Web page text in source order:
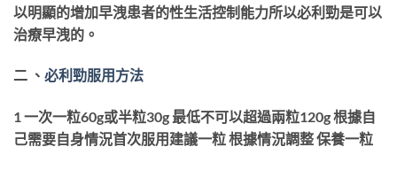
以明顯的增加早洩患者的性生活控制能力所以必利勁是可以
治療早洩的。
二 、 必利勁服用方法
1 一次一粒60g或半粒30g 最低不可以超過兩粒120g 根據自
己需要自身情況首次服用建議一粒 根據情況調整 保養一粒